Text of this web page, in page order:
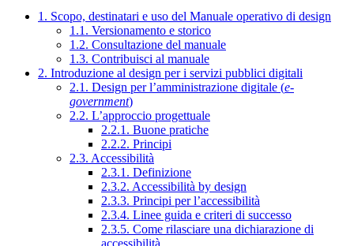
1. Scopo, destinatari e uso del Manuale operativo di design
1.1. Versionamento e storico
1.2. Consultazione del manuale
1.3. Contribuisci al manuale
2. Introduzione al design per i servizi pubblici digitali
2.1. Design per l’amministrazione digitale (e-
government)
2.2. L’approccio progettuale
2.2.1. Buone pratiche
2.2.2. Principi
2.3. Accessibilità
2.3.1. Definizione
2.3.2. Accessibilità by design
2.3.3. Principi per l’accessibilità
2.3.4. Linee guida e criteri di successo
2.3.5. Come rilasciare una dichiarazione di
accessibilità